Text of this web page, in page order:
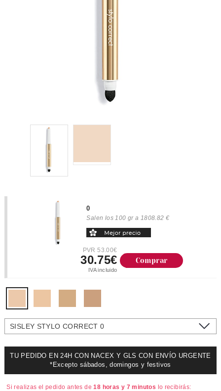
0
Salen los 100 gr a 1808.82 €
PVR 53.00€
30.75€
IVA incluido
Comprar
SISLEY STYLO CORRECT 0
TU PEDIDO EN 24H CON NACEX Y GLS CON ENVÍO URGENTE
*Excepto sábados, domingos y festivos
Si realizas el pedido antes de18 horas y 7 minutos lo recibirás: